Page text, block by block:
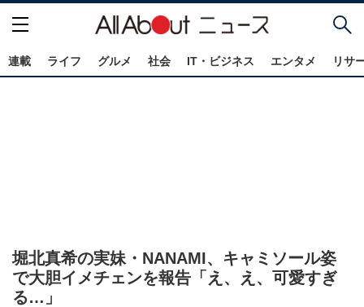
連載 ライフ グルメ 社会 IT・ビジネス エンタメ リサ
堀北真希の実妹・NANAMI、キャミソール姿
で大胆イメチェンを報告「え、え、可愛すぎ
る…」